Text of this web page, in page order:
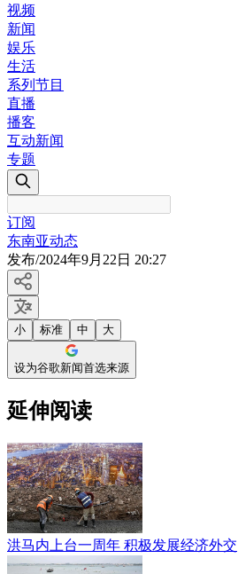
视频
新闻
娱乐
生活
系列节目
直播
播客
互动新闻
专题
订阅
东南亚动态
发布/2024年9月22日 20:27
小 标准 中 大
设为谷歌新闻首选来源
延伸阅读
洪马内上台一周年 积极发展经济外交